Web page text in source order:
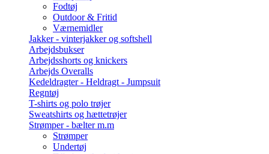
Fodtøj
Outdoor & Fritid
Værnemidler
Jakker - vinterjakker og softshell
Arbejdsbukser
Arbejdsshorts og knickers
Arbejds Overalls
Kedeldragter - Heldragt - Jumpsuit
Regntøj
T-shirts og polo trøjer
Sweatshirts og hættetrøjer
Strømper - bælter m.m
Strømper
Undertøj